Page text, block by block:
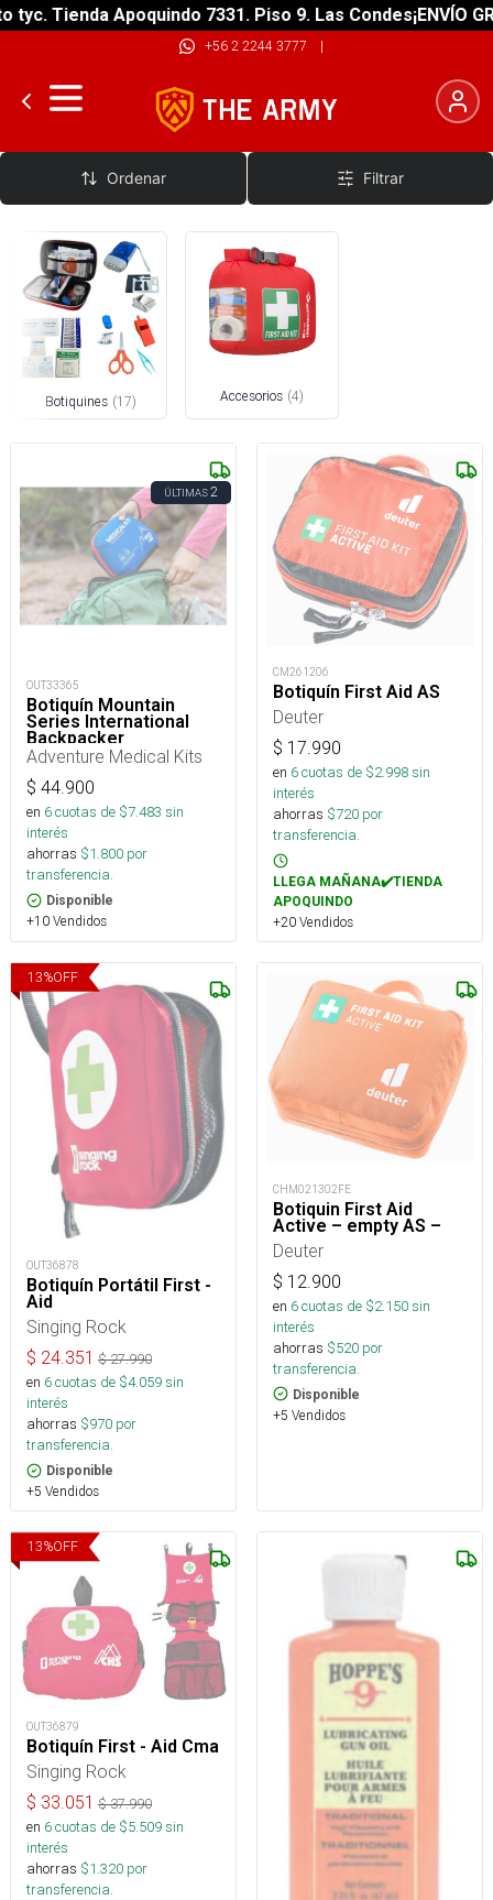
Tienda Apoquindo 7331. Piso 9. Las Condes¡ENVÍO
+56 2 2244 3777 |
Botiquines
Ordenar Filtrar
Botiquines (17) Accesorios (4)
ÚLTIMAS2
OUT33365
Botiquín Mountain
Series International
Backpacker
Adventure Medical Kits
$ 44.900
en 6cuotas de $7.483 sin
interés
ahorras $1.800 por
transferencia.
Disponible
+10 Vendidos
CM261206
Botiquín First Aid AS
Deuter
$ 17.990
en 6cuotas de $2.998sin
interés
ahorras $720 por
transferencia.
LLEGA MAÑANA✔️TIENDA
APOQUINDO
+20 Vendidos
13%OFF
OUT36878
Botiquín Portátil First -
Aid
Singing Rock
$ 24.351 $27.990
en 6cuotas de $4.059sin
interés
ahorras $970 por
transferencia.
Disponible
+5 Vendidos
CHM021302FE
Botiquin First Aid
Active – empty AS –
Deuter
$ 12.900
en 6cuotas de $2.150sin
interés
ahorras $520 por
transferencia.
Disponible
+5 Vendidos
13%OFF
OUT36879
Botiquín First - Aid Cma
Singing Rock
$ 33.051 $37.990
en 6cuotas de $5.509sin
interés
ahorras $1.320 por
transferencia.